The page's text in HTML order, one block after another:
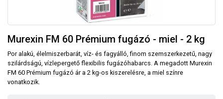
Murexin FM 60 Prémium fugázó - miel - 2 kg
Por alakú, élelmiszerbarát, víz- és fagyálló, finom szemszerkezetű, nagy
szilárdságú, vízlepergető flexibilis fugázóhabarcs. A megadott Murexin
FM 60 Prémium fugázó ár a 2 kg-os kiszerelésre, a miel színre
vonatkozik.